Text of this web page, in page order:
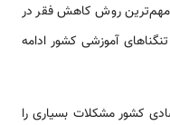
مهم‌ترین روش کاهش فقر در
آموزشی کشور ادامه
اقتصادی کشور مشکلات بسیاری را